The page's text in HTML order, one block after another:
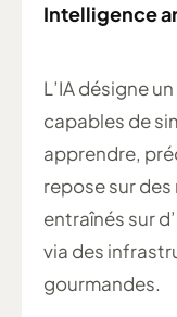
Intelligence
L’IA désigne
capables de
apprendre,
repose sur
entraînés sur
via des
gourmandes.